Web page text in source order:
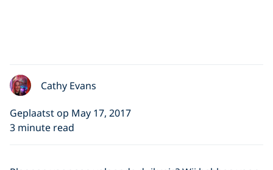
Cathy Evans
Geplaatst op May 17, 2017
3 minute read